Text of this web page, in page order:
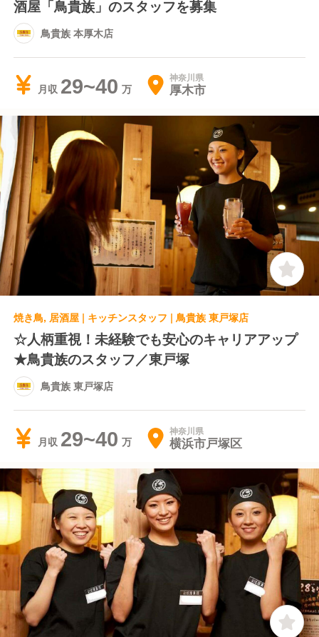
酒屋「鳥貴族」のスタッフを募集
鳥貴族 本厚木店
月収 29~40 神奈川県
厚木市
焼き鳥, 居酒屋 | キッチンスタッフ | 鳥貴族 東戸塚店
☆人柄重視！未経験でも安心のキャリアアップ
★鳥貴族のスタッフ／東戸塚
鳥貴族 東戸塚店
月収 29~40 神奈川県
横浜市戸塚区